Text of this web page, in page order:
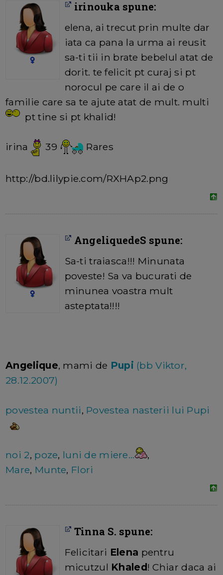
irinouka spune:
elena, ai trecut prin multe dar
iata ca pana la urma ai reusit
sa-ti tii in brate bebelul atat de
dorit. te felicit pt curaj si pt
norocul pe care il ai de o
familie care sa te ajute atat de mult. multi
pt tine si pt khalid!
irina 39 Rares
http://bd.lilypie.com/RXHAp2.png
AngeliquedeS spune:
Sa-ti traiasca!!! Minunata
poveste! Sa va bucurati de
minunea voastra mult
asteptata!!!!
Angelique, mami de Pupi (bb Viktor,
28.12.2007)
povestea nuntii, Povestea nasterii lui Pupi
noi 2, poze, luni de miere...
,
Mare, Munte, Flori
Tinna S. spune:
Felicitari Elena pentru
micutzul Khaled! Chiar daca ai